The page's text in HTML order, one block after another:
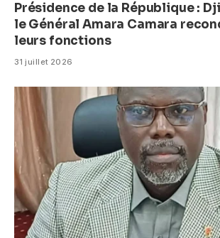
Présidence de la République :
le Général Amara Camara
leurs fonctions
31 juillet 2026